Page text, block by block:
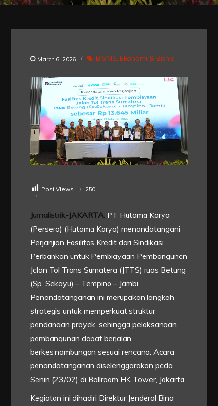
March 6, 2026 BISNIS Ekonomi & Bisnis
Post Views: 250
Jurnalistrik-JAKARTA: PT Hutama Karya
(Persero) (Hutama Karya) menandatangani
Perjanjian Fasilitas Kredit dari Sindikasi
Perbankan untuk Pembiayaan Pembangunan
Jalan Tol Trans Sumatera (JTTS) ruas Betung
(Sp. Sekayu) – Tempino – Jambi.
Penandatanganan ini merupakan langkah
strategis untuk memperkuat struktur
pendanaan proyek, sehingga pelaksanaan
pembangunan dapat berjalan
berkesinambungan sesuai rencana. Acara
penandatanganan diselenggarakan pada
Senin (23/02) di Ballroom HK Tower, Jakarta.
Kegiatan ini dihadiri Direktur Jenderal Bina